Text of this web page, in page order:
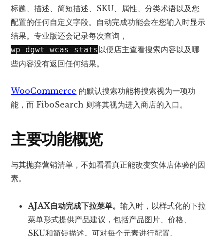
标题、描述、简短描述、SKU、属性、分类术语以及您
配置的任何自定义字段。自动完成功能会在您输入时显示
结果。专业版还会记录每次查询，
wp_dgwt_wcas_stats以便店主查看搜索内容以及哪
些内容没有返回任何结果。
WooCommerce 的默认搜索功能将搜索视为一项功
能，而 FiboSearch 则将其视为进入商店的入口。
主要功能概览
与其抛弃营销清单，不如看看真正能改变实体店体验的因
素。
AJAX自动完成下拉菜单。输入时，以样式化的下拉
菜单形式提供产品建议，包括产品图片、价格、
SKU和简短描述。可对每个元素进行配置。